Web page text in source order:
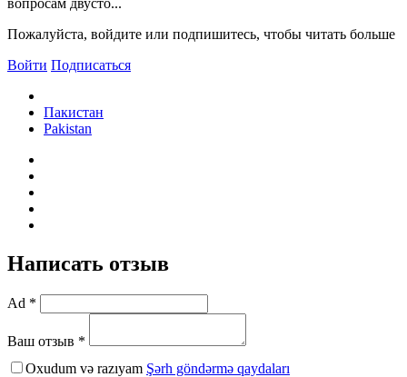
вопросам двусто...
Пожалуйста, войдите или подпишитесь, чтобы читать больше
Войти Подписаться
Пакистан
Pakistan
Написать отзыв
Ad *
Ваш отзыв *
Oxudum və razıyam Şərh göndərmə qaydaları